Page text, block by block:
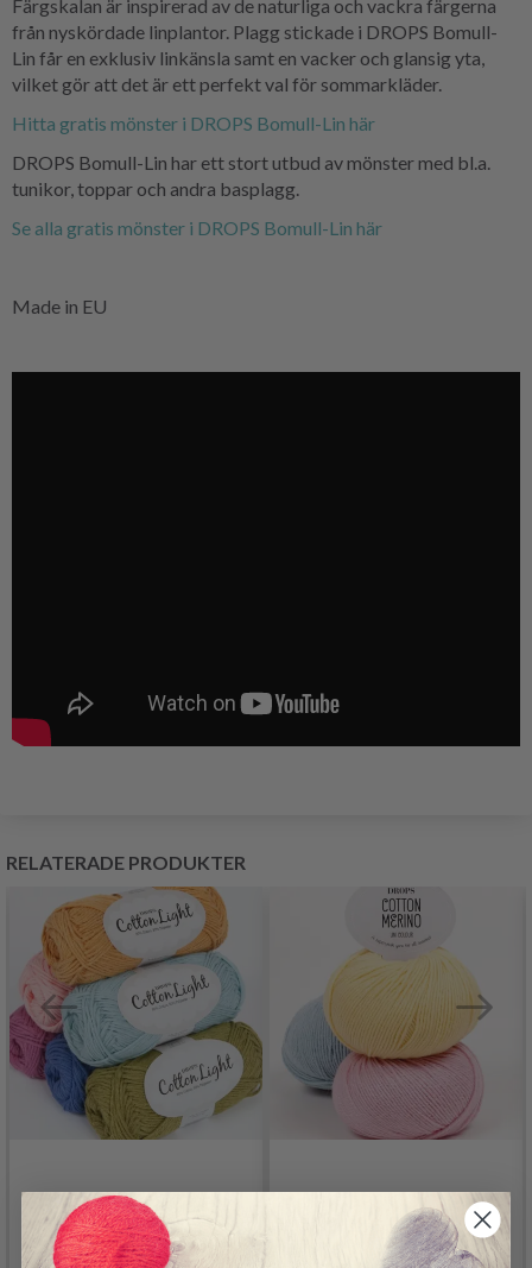
Färgskalan är inspirerad av de naturliga och vackra färgerna
från nyskördade linplantor. Plagg stickade i DROPS Bomull-
Lin får en exklusiv linkänsla samt en vacker och glansig yta,
vilket gör att det är ett perfekt val för sommarkläder.
Hitta gratis mönster i DROPS Bomull-Lin här
DROPS Bomull-Lin har ett stort utbud av mönster med bl.a.
tunikor, toppar och andra basplagg.
Se alla gratis mönster i DROPS Bomull-Lin här
Made in EU
RELATERADE PRODUKTER
DROPS COTTON
LIGHT
DROPS COTTON
MERINO